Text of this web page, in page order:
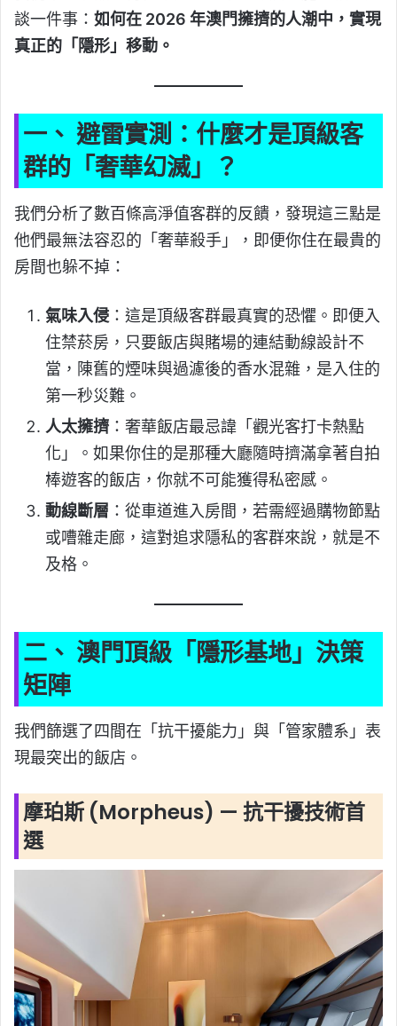
談一件事： 如何在 2026 年澳門擁擠的人潮中，實現
真正的「隱形」移動。
一、 避雷實測：什麼才是頂級客
群的「奢華幻滅」？
我們分析了數百條高淨值客群的反饋，發現這三點是
他們最無法容忍的「奢華殺手」，即便你住在最貴的
房間也躲不掉：
氣味入侵 ：這是頂級客群最真實的恐懼。即便入
住禁菸房，只要飯店與賭場的連結動線設計不
當，陳舊的煙味與過濾後的香水混雜，是入住的
第一秒災難。
人太擁擠 ：奢華飯店最忌諱「觀光客打卡熱點
化」。如果你住的是那種大廳隨時擠滿拿著自拍
棒遊客的飯店，你就不可能獲得私密感。
動線斷層 ：從車道進入房間，若需經過購物節點
或嘈雜走廊，這對追求隱私的客群來說，就是不
及格。
二、 澳門頂級「隱形基地」決策
矩陣
我們篩選了四間在「抗干擾能力」與「管家體系」表
現最突出的飯店。
摩珀斯 (Morpheus) — 抗干擾技術首
選